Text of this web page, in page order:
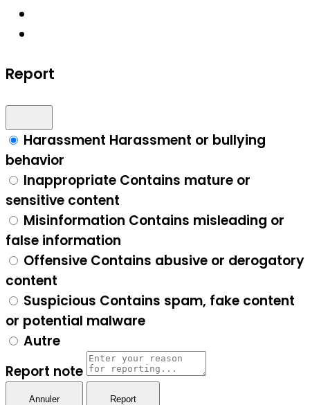
Report
Harassment Harassment or bullying
behavior
Inappropriate Contains mature or
sensitive content
Misinformation Contains misleading or
false information
Offensive Contains abusive or derogatory
content
Suspicious Contains spam, fake content
or potential malware
Autre
Report note
Report